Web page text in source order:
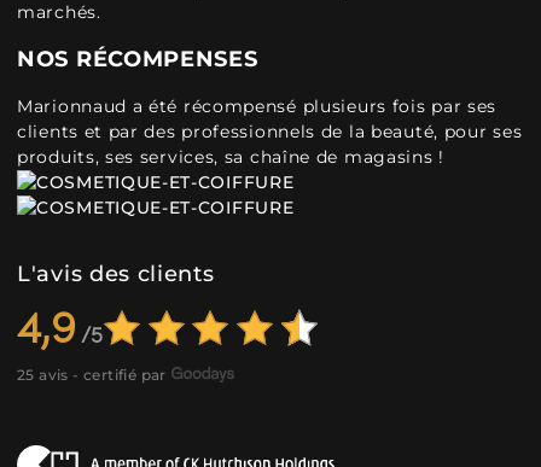
marchés.
NOS RÉCOMPENSES
Marionnaud a été récompensé plusieurs fois par ses
clients et par des professionnels de la beauté, pour ses
produits, ses services, sa chaîne de magasins !
L'avis des clients
4,9
25 avis - certifié par